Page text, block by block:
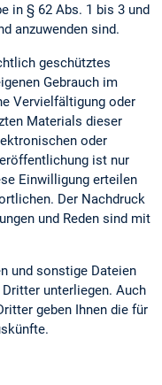
in § 62 Abs. 1 bis 3 und
anzuwenden sind.
geschütztes
Gebrauch im
Vervielfältigung oder
Materials dieser
oder
ist nur
Einwilligung erteilen
Der Nachdruck
und Reden sind mit
und sonstige Dateien
unterliegen. Auch
geben Ihnen die für